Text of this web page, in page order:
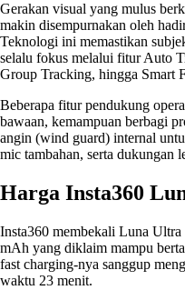
Gerakan visual yang mulus
makin disempurnakan oleh
Teknologi ini memastikan
selalu fokus melalui fitur Auto
Group Tracking, hingga Smart
Beberapa fitur pendukung
bawaan, kemampuan berbagi
angin (wind guard) internal
mic tambahan, serta dukungan
Harga Insta360
Insta360 membekali Luna Ultra
mAh yang diklaim mampu
fast charging-nya sanggup
waktu 23 menit.